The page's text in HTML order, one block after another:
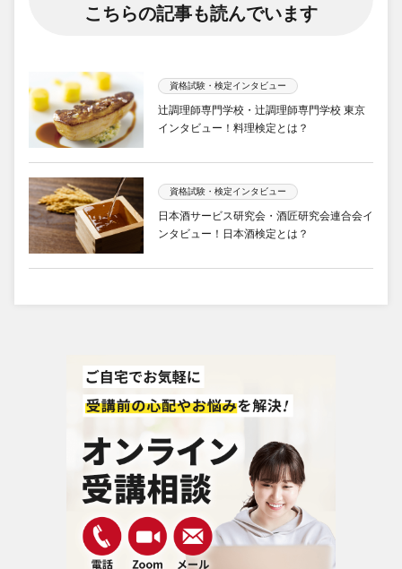
こちらの記事も読んでいます
資格試験・検定インタビュー
辻調理師専門学校・辻調理師専門学校 東京
インタビュー！料理検定とは？
資格試験・検定インタビュー
日本酒サービス研究会・酒匠研究会連合会イ
ンタビュー！日本酒検定とは？